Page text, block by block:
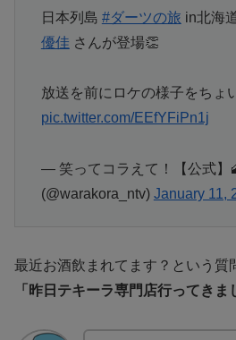
日本列島 #ダーツの旅 in北海
優佳 さんが登場👏
放送を前にロケの様子をちょ
pic.twitter.com/EEfYFiPn1j
— 笑ってコラえて！【公式】
(@warakora_ntv) January 11,
最近お酒飲まれてます？という質
「昨日テキーラ専門店行ってきま